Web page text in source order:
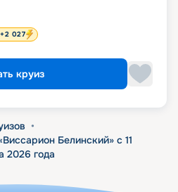
+2 027
круиз
•
Белинский» с 11
2026 года